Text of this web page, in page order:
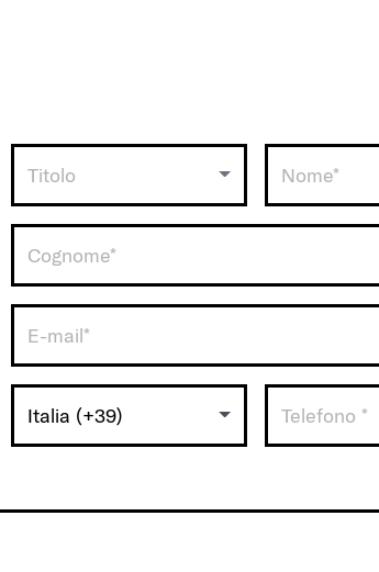
Titolo
Italia (+39)